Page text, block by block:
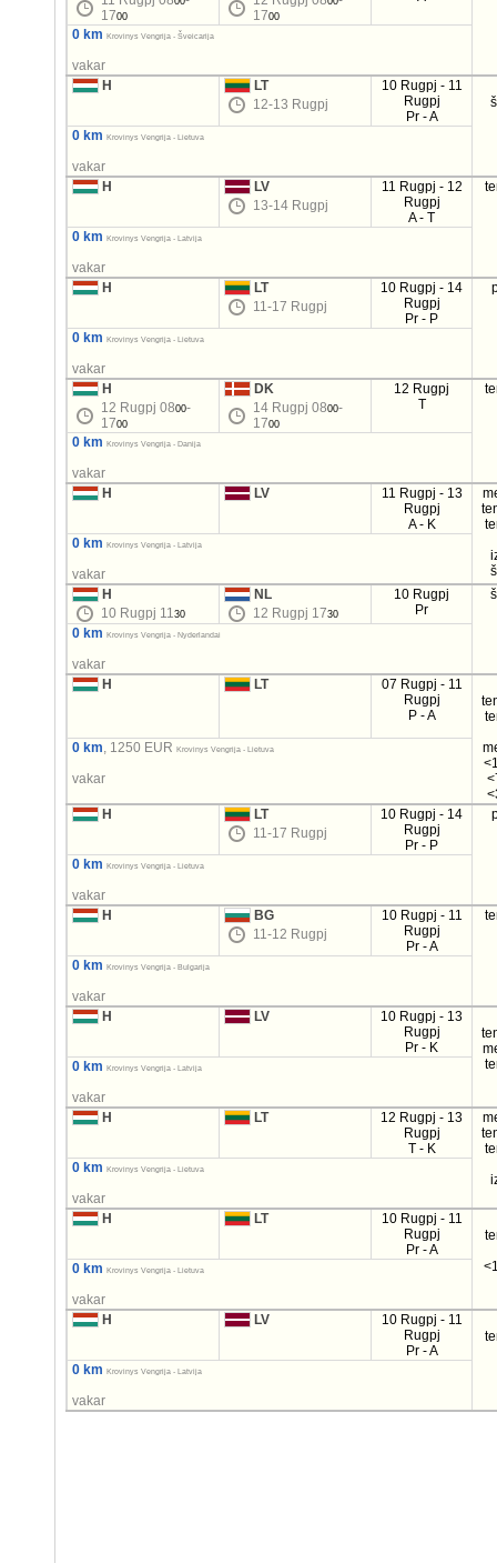
1700
1700
0 km Krovinys Vengrija - Šveicarija
vakar
H
LT
12-13 Rugpj
10 Rugpj - 11
Rugpj
Pr - A
0 km Krovinys Vengrija - Lietuva
vakar
H
LV
13-14 Rugpj
11 Rugpj - 12
Rugpj
A - T
0 km Krovinys Vengrija - Latvija
vakar
H
LT
11-17 Rugpj
10 Rugpj - 14
Rugpj
Pr - P
0 km Krovinys Vengrija - Lietuva
vakar
H
12 Rugpj 0800-
1700
DK
14 Rugpj 0800-
1700
12 Rugpj
T
0 km Krovinys Vengrija - Danija
vakar
H
LV
11 Rugpj - 13
Rugpj
A - K
0 km Krovinys Vengrija - Latvija
vakar
H
10 Rugpj 1130
NL
12 Rugpj 1730
10 Rugpj
Pr
0 km Krovinys Vengrija - Nyderlandai
vakar
H
LT
07 Rugpj - 11
Rugpj
P - A
0 km, 1250 EURKrovinys Vengrija - Lietuva
vakar
H
LT
11-17 Rugpj
10 Rugpj - 14
Rugpj
Pr - P
0 km Krovinys Vengrija - Lietuva
vakar
H
BG
11-12 Rugpj
10 Rugpj - 11
Rugpj
Pr - A
0 km Krovinys Vengrija - Bulgarija
vakar
H
LV
10 Rugpj - 13
Rugpj
Pr - K
0 km Krovinys Vengrija - Latvija
vakar
H
LT
12 Rugpj - 13
Rugpj
T - K
0 km Krovinys Vengrija - Lietuva
vakar
H
LT
10 Rugpj - 11
Rugpj
Pr - A
0 km Krovinys Vengrija - Lietuva
vakar
H
LV
10 Rugpj - 11
Rugpj
Pr - A
0 km Krovinys Vengrija - Latvija
vakar